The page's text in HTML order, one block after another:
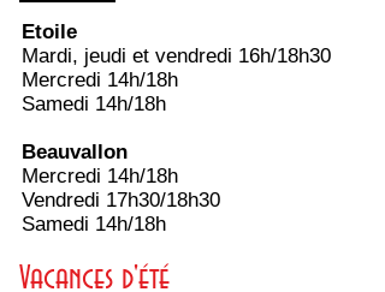
Etoile
Mardi, jeudi et vendredi 16h/18h30
Mercredi 14h/18h
Samedi 14h/18h
Beauvallon
Mercredi 14h/18h
Vendredi 17h30/18h30
Samedi 14h/18h
Vacances d'été